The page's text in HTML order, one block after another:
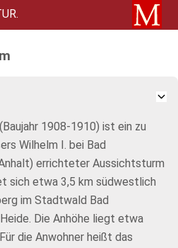
1908-1910) ist ein zu
Wilhelm I. bei Bad
errichteter Aussichtsturm
sich etwa 3,5 km südwestlich
im Stadtwald Bad
Die Anhöhe liegt etwa
die Anwohner heißt das